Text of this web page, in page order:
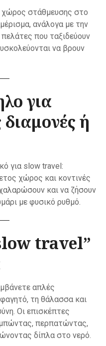
χώρος στάθμευσης στο
ανάλογα με την
που ταξιδεύουν
να βρουν
για
ή
για slow travel:
χώρος και κοντινές
και να ζήσουν
με φυσικό ρυθμό.
travel”
απλές
τη θάλασσα και
Οι επισκέπτες
περπατώντας,
δίπλα στο νερό.